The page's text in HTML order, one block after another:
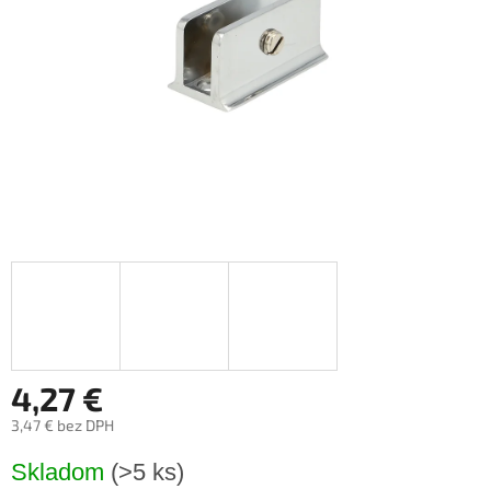
4,27 €
3,47 € bez DPH
cena:
Skladom (>5 ks)